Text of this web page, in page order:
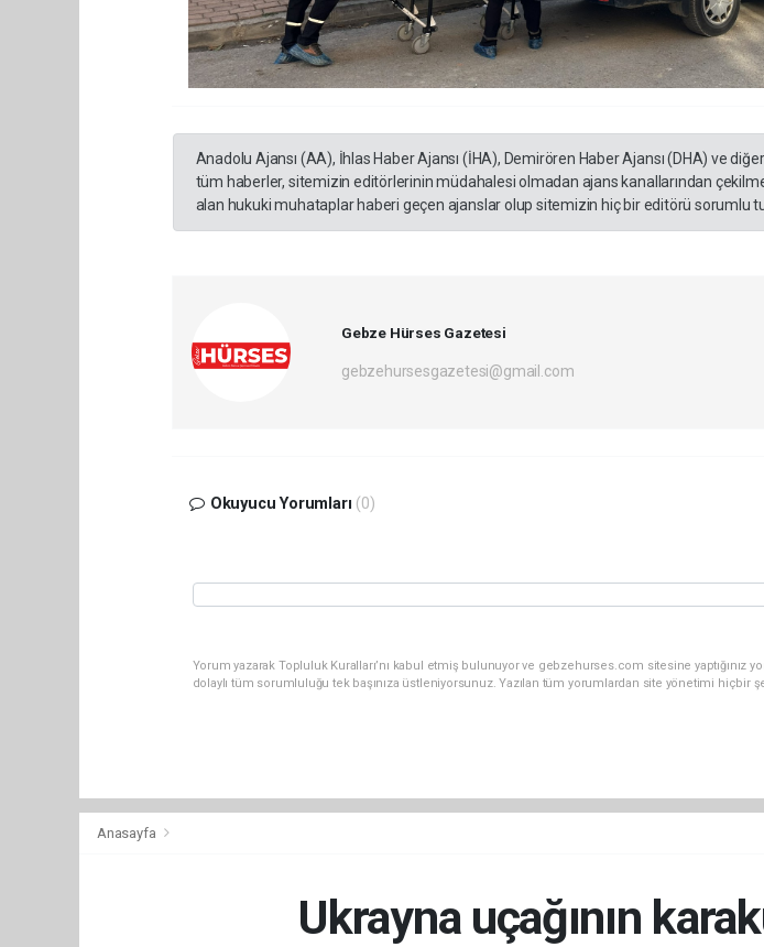
Anadolu Ajansı (AA), İhlas Haber Ajansı (İHA), Demirören Haber Ajansı (DHA) ve
tüm haberler, sitemizin editörlerinin müdahalesi olmadan ajans kanallarından
alan hukuki muhataplar haberi geçen ajanslar olup sitemizin hiç bir editörü sorumlu
Gebze Hürses Gazetesi
gebzehursesgazetesi@gmail.com
Okuyucu Yorumları (0)
Yorum yazarak Topluluk Kuralları’nı kabul etmiş bulunuyor ve gebzehurses.com sitesine yaptığınız
dolaylı tüm sorumluluğu tek başınıza üstleniyorsunuz. Yazılan tüm yorumlardan site yönetimi hiçbir
Anasayfa
Ukrayna uçağının